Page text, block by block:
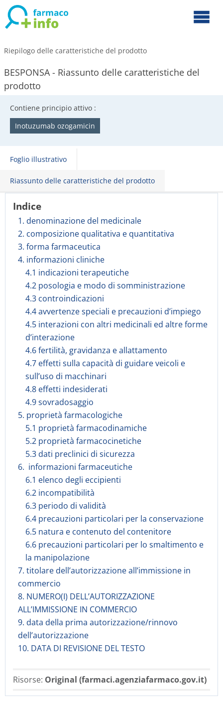
Riepilogo delle caratteristiche del prodotto
BESPONSA - Riassunto delle caratteristiche del
prodotto
Contiene principio attivo :
Inotuzumab ozogamicin
Foglio illustrativo
Riassunto delle caratteristiche del prodotto
Indice
1. denominazione del medicinale
2. composizione qualitativa e quantitativa
3. forma farmaceutica
4. informazioni cliniche
4.1 indicazioni terapeutiche
4.2 posologia e modo di somministrazione
4.3 controindicazioni
4.4 avvertenze speciali e precauzioni d’impiego
4.5 interazioni con altri medicinali ed altre forme
d’interazione
4.6 fertilità, gravidanza e allattamento
4.7 effetti sulla capacità di guidare veicoli e
sull’uso di macchinari
4.8 effetti indesiderati
4.9 sovradosaggio
5. proprietà farmacologiche
5.1 proprietà farmacodinamiche
5.2 proprietà farmacocinetiche
5.3 dati preclinici di sicurezza
6. informazioni farmaceutiche
6.1 elenco degli eccipienti
6.2 incompatibilità
6.3 periodo di validità
6.4 precauzioni particolari per la conservazione
6.5 natura e contenuto del contenitore
6.6 precauzioni particolari per lo smaltimento e
la manipolazione
7. titolare dell’autorizzazione all’immissione in
commercio
8. NUMERO(I) DELL’AUTORIZZAZIONE
ALL’IMMISSIONE IN COMMERCIO
9. data della prima autorizzazione/rinnovo
dell’autorizzazione
10. DATA DI REVISIONE DEL TESTO
Risorse: Original (farmaci.agenziafarmaco.gov.it)